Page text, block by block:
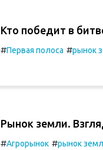
Кто победит в
#Первая полоса #рынок
Рынок земли.
#Агрорынок #рынок